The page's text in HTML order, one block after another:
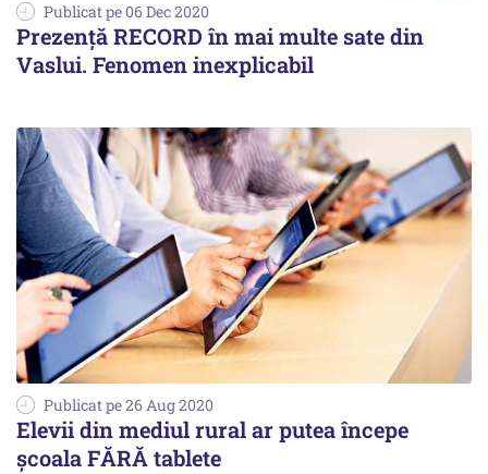
Publicat pe 06 Dec 2020
Prezență RECORD în mai multe sate din
Vaslui. Fenomen inexplicabil
Publicat pe 26 Aug 2020
Elevii din mediul rural ar putea începe
școala FĂRĂ tablete